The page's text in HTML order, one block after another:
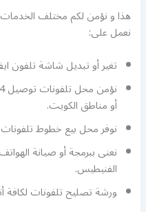
هذا و نؤمن لكم مختلف
نعمل على:
تغير أو تبديل شاشة تلفون
أو مناطق الكويت.
نوفر محل بيع خطوط
نعنى ببرمجة أو صيانة
الفنيطيس.
ورشة تصليح تلفونات لكافة